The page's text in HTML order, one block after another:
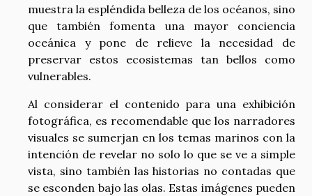
muestra la espléndida belleza de los océanos, sino
que también fomenta una mayor conciencia
oceánica y pone de relieve la necesidad de
preservar estos ecosistemas tan bellos como
vulnerables.
Al considerar el contenido para una exhibición
fotográfica, es recomendable que los narradores
visuales se sumerjan en los temas marinos con la
intención de revelar no solo lo que se ve a simple
vista, sino también las historias no contadas que
se esconden bajo las olas. Estas imágenes pueden